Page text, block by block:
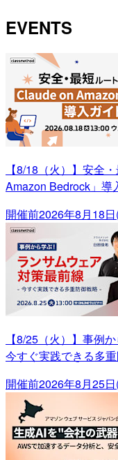
EVENTS
【8/18（火）】安全
Amazon Bedrock」導
開催前2026年8月18
【8/25（火）】事例
今すぐ実践できる多
開催前2026年8月25